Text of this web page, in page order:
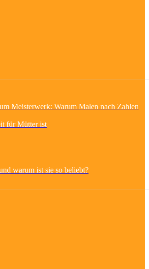
Meisterwerk: Warum Malen nach Zahlen
für Mütter ist
warum ist sie so beliebt?